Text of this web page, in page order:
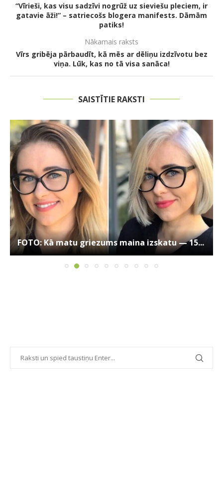
“Vīrieši, kas visu sadzīvi nogrūž uz sieviešu pleciem, ir
gatavie āži!” – satriecošs blogera manifests. Dāmām
patiks!
Nākamais raksts
Vīrs gribēja pārbaudīt, kā mēs ar dēliņu izdzīvotu bez
viņa. Lūk, kas no tā visa sanāca!
SAISTĪTIE RAKSTI
FOTO: Kā matu griezums maina izskatu — 15...